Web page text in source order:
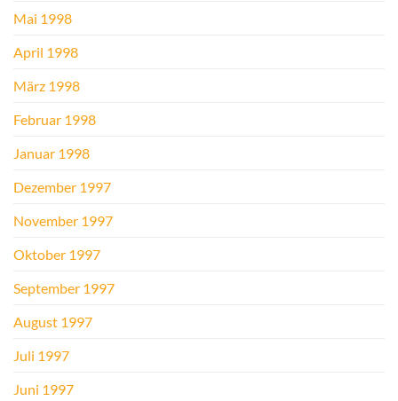
Mai 1998
April 1998
März 1998
Februar 1998
Januar 1998
Dezember 1997
November 1997
Oktober 1997
September 1997
August 1997
Juli 1997
Juni 1997